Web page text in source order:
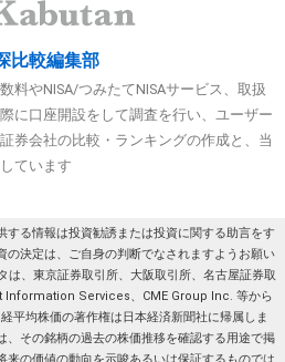
比較編集部
料やNISA/つみたてNISAサービス、取扱
に口座開設をして調査を行い、ユーザー
券会社の比較・ランキングの作成と、当
ています
する情報は投資勧誘または投資に関する助言をす
の決定は、ご自身の判断でなされますようお願い
は、東京証券取引所、大阪取引所、名古屋証券取
Information Services、CME Group Inc. 等から
平均株価の著作権は日本経済新聞社に帰属しま
、その銘柄の過去の株価推移を確認する用途で掲